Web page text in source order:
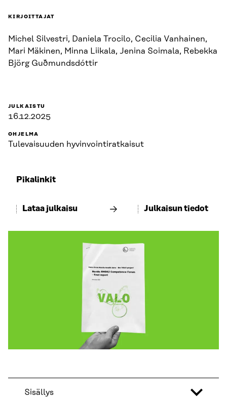
KIRJOITTAJAT
Michel Silvestri, Daniela Trocilo, Cecilia Vanhainen,
Mari Mäkinen, Minna Liikala, Jenina Soimala, Rebekka
Björg Guðmundsdóttir
JULKAISTU
16.12.2025
OHJELMA
Tulevaisuuden hyvinvointiratkaisut
Pikalinkit
Lataa julkaisu Julkaisun tiedot
Sisällys